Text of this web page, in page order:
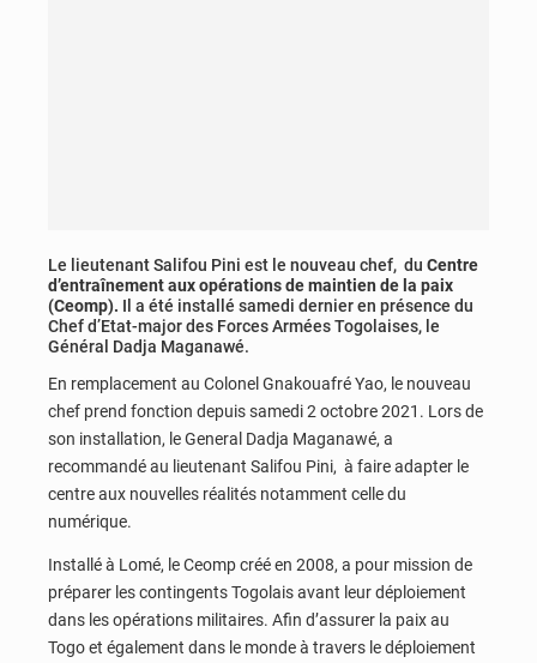
Le lieutenant Salifou Pini est le nouveau chef, du Centre
d’entraînement aux opérations de maintien de la paix
(Ceomp). Il a été installé samedi dernier en présence du
Chef d’Etat-major des Forces Armées Togolaises, le
Général Dadja Maganawé.
En remplacement au Colonel Gnakouafré Yao, le nouveau
chef prend fonction depuis samedi 2 octobre 2021. Lors de
son installation, le General Dadja Maganawé, a
recommandé au lieutenant Salifou Pini, à faire adapter le
centre aux nouvelles réalités notamment celle du
numérique.
Installé à Lomé, le Ceomp créé en 2008, a pour mission de
préparer les contingents Togolais avant leur déploiement
dans les opérations militaires. Afin d’assurer la paix au
Togo et également dans le monde à travers le déploiement